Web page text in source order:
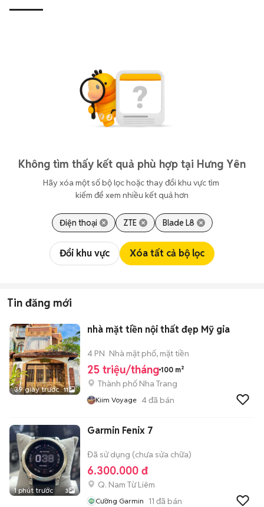
Không tìm thấy kết quả phù hợp tại Hưng Yên
Hãy xóa một số bộ lọc hoặc thay đổi khu vực tìm
kiếm để xem nhiều kết quả hơn
Điện thoại ZTE Blade L8
Đổi khu vực Xóa tất cả bộ lọc
Tin đăng mới
39 giây trước 11
nhà mặt tiền nội thất đẹp Mỹ gia
4 PN Nhà mặt phố, mặt tiền
25 triệu/tháng 100 m²
Thành phố Nha Trang
Kiim Voyage 4đã bán
1 phút trước 3
Garmin Fenix 7
Đã sử dụng (chưa sửa chữa)
6.300.000 đ
Q. Nam Từ Liêm
Cường Garmin 11 đã bán